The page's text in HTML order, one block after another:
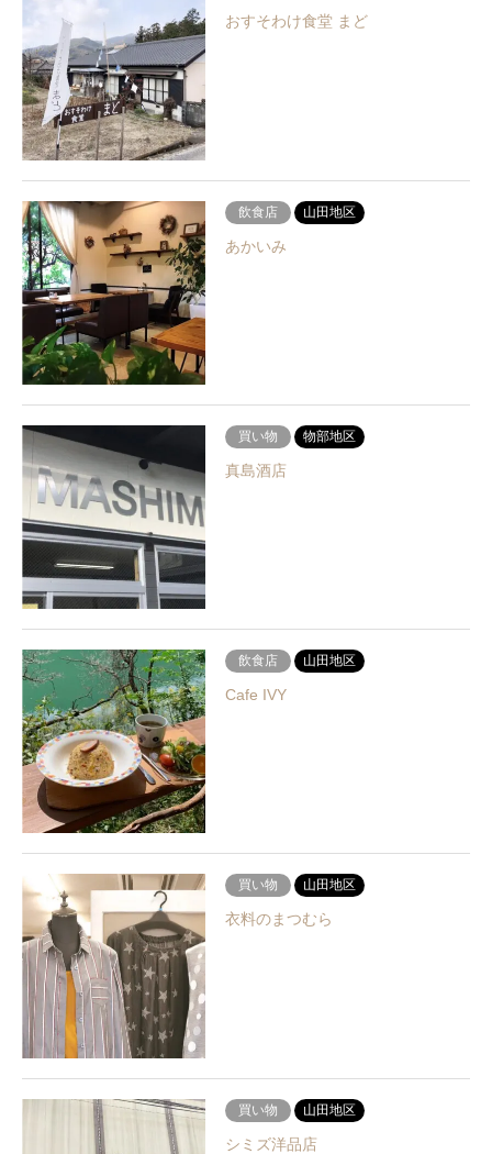
おすそわけ食堂 まど
飲食店 山田地区
あかいみ
買い物 物部地区
真島酒店
飲食店 山田地区
Cafe IVY
買い物 山田地区
衣料のまつむら
買い物 山田地区
シミズ洋品店